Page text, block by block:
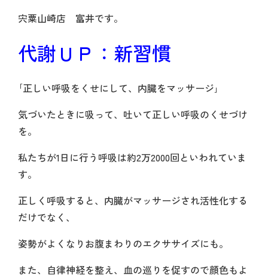
宍粟山崎店 富井です。
代謝ＵＰ：新習慣
｢正しい呼吸をくせにして、内臓をマッサージ｣
気づいたときに吸って、吐いて正しい呼吸のくせづけ
を。
私たちが1日に行う呼吸は約2万2000回といわれていま
す。
正しく呼吸すると、内臓がマッサージされ活性化する
だけでなく、
姿勢がよくなりお腹まわりのエクササイズにも。
また、自律神経を整え、血の巡りを促すので顔色もよ